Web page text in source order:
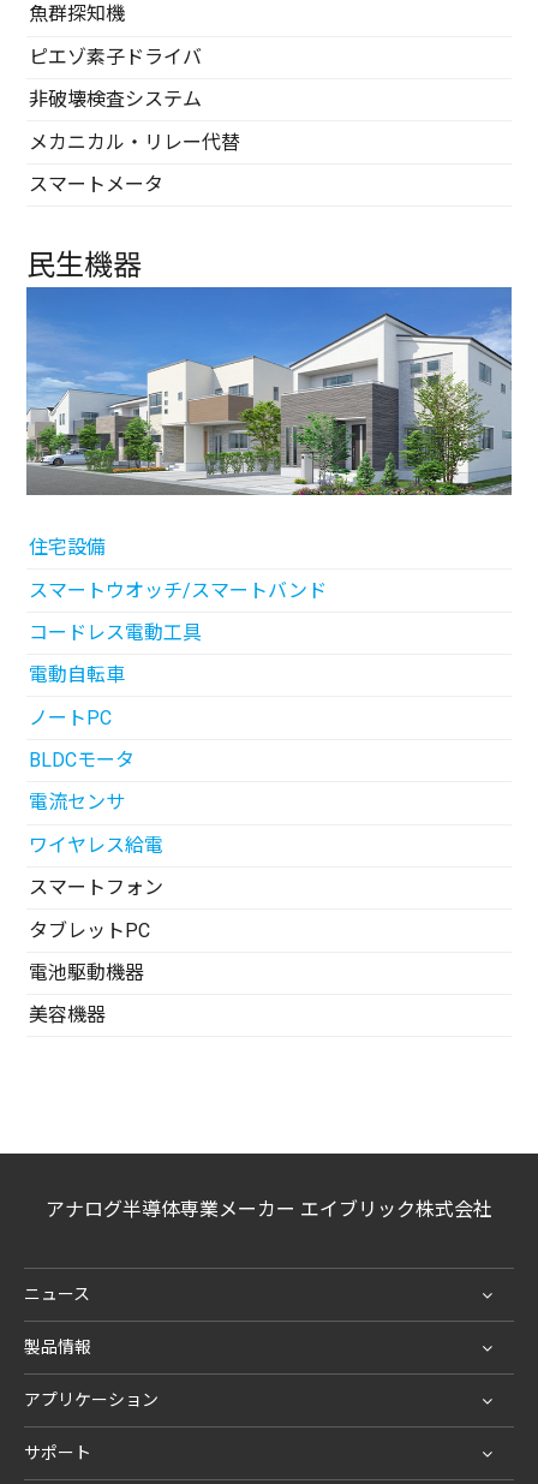
魚群探知機
ピエゾ素子ドライバ
非破壊検査システム
メカニカル・リレー代替
スマートメータ
民生機器
住宅設備
スマートウオッチ/スマートバンド
コードレス電動工具
電動自転車
ノートPC
BLDCモータ
電流センサ
ワイヤレス給電
スマートフォン
タブレットPC
電池駆動機器
美容機器
アナログ半導体専業メーカー エイブリック株式会社
ニュース
製品情報
アプリケーション
サポート